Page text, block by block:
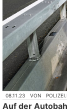
08.11.23 VON
Auf der